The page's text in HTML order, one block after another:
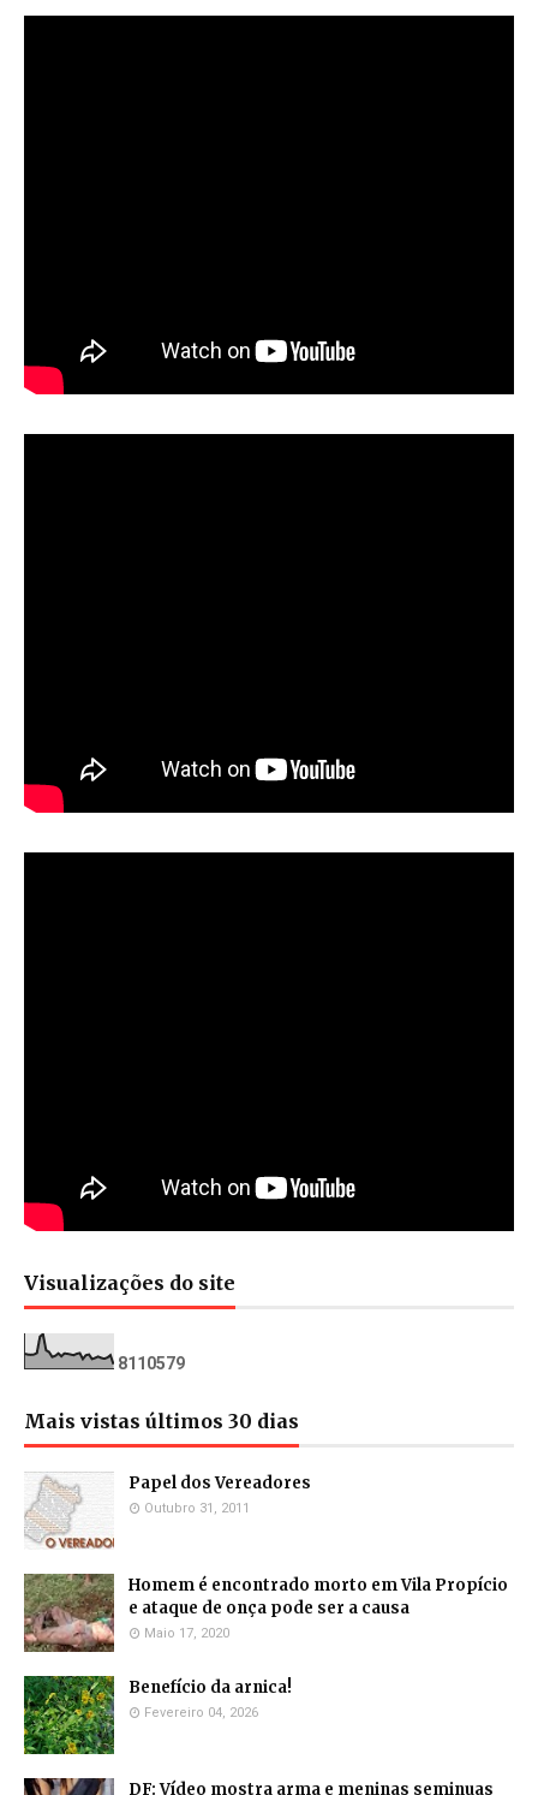
Visualizações do site
81 1 0579
Mais vistas últimos 30 dias
Papel dos Vereadores
Outubro 31, 2011
Homem é encontrado morto em Vila Propício
e ataque de onça pode ser a causa
Maio 17, 2020
Benefício da arnica!
Fevereiro 04, 2026
DF: Vídeo mostra arma e meninas seminuas